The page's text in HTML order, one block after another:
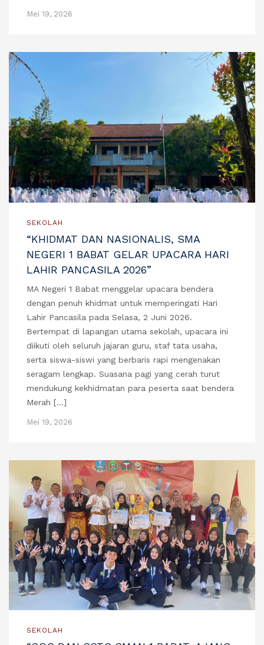
Mei 19, 2026
SEKOLAH
“KHIDMAT DAN NASIONALIS, SMA
NEGERI 1 BABAT GELAR UPACARA HARI
LAHIR PANCASILA 2026”
MA Negeri 1 Babat menggelar upacara bendera
dengan penuh khidmat untuk memperingati Hari
Lahir Pancasila pada Selasa, 2 Juni 2026.
Bertempat di lapangan utama sekolah, upacara ini
diikuti oleh seluruh jajaran guru, staf tata usaha,
serta siswa-siswi yang berbaris rapi mengenakan
seragam lengkap. Suasana pagi yang cerah turut
mendukung kekhidmatan para peserta saat bendera
Merah […]
Mei 19, 2026
SEKOLAH